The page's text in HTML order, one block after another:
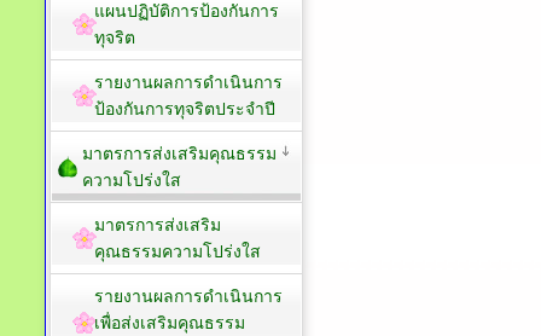
แผนปฏิบัติการป้องกันการ
ทุจริต
รายงานผลการดำเนินการ
ป้องกันการทุจริตประจำปี
มาตรการส่งเสริมคุณธรรม
ความโปร่งใส
มาตรการส่งเสริม
คุณธรรมความโปร่งใส
รายงานผลการดำเนินการ
เพื่อส่งเสริมคุณธรรม